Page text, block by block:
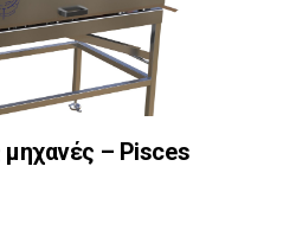
μηχανές – Pisces